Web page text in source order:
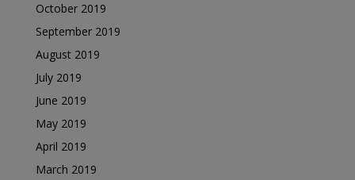
October 2019
September 2019
August 2019
July 2019
June 2019
May 2019
April 2019
March 2019